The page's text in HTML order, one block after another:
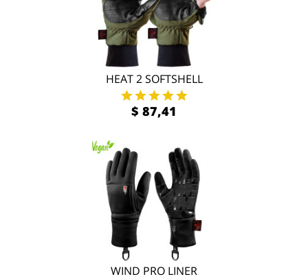
HEAT 2 SOFTSHELL
$ 87,41
WIND PRO LINER